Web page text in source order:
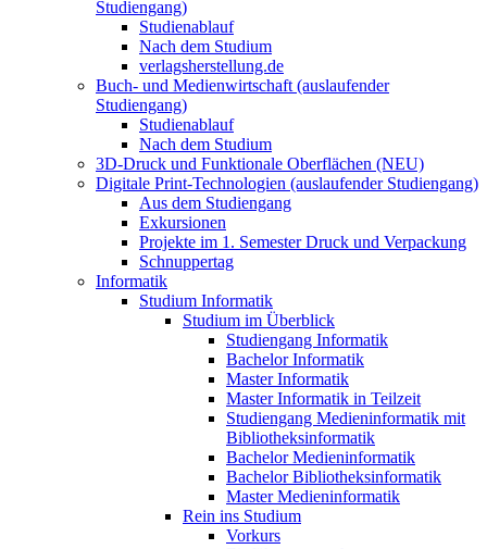
Studiengang)
Studienablauf
Nach dem Studium
verlagsherstellung.de
Buch- und Medienwirtschaft (auslaufender
Studiengang)
Studienablauf
Nach dem Studium
3D-Druck und Funktionale Oberflächen (NEU)
Digitale Print-Technologien (auslaufender Studiengang)
Aus dem Studiengang
Exkursionen
Projekte im 1. Semester Druck und Verpackung
Schnuppertag
Informatik
Studium Informatik
Studium im Überblick
Studiengang Informatik
Bachelor Informatik
Master Informatik
Master Informatik in Teilzeit
Studiengang Medieninformatik mit
Bibliotheksinformatik
Bachelor Medieninformatik
Bachelor Bibliotheksinformatik
Master Medieninformatik
Rein ins Studium
Vorkurs